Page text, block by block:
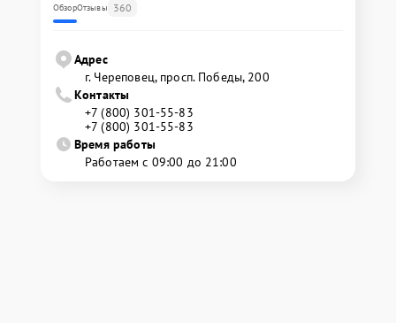
ОбзорОтзывы 360
Адрес
г. Череповец, просп. Победы, 200
Контакты
+7 (800) 301-55-83
+7 (800) 301-55-83
Время работы
Работаем с 09:00 до 21:00